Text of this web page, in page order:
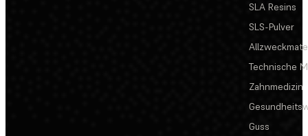
SLA Resins
SLS-Pulver
Technische
Zahnmedizin
Guss